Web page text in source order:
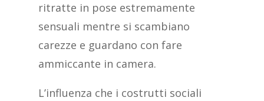
ritratte in pose estremamente
sensuali mentre si scambiano
carezze e guardano con fare
ammiccante in camera.
L’influenza che i costrutti sociali